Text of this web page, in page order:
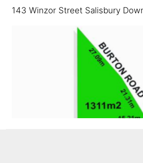
143 Winzor Street Salisbury